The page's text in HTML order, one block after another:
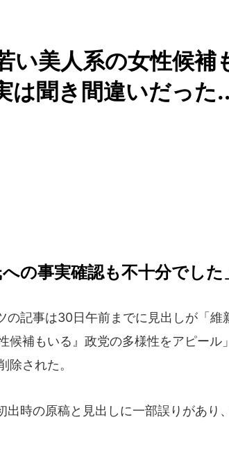
い美人系の女性候
は聞き間違いだった
への事実確認も不十分でした
の記事は30日午前までに見出しが「維
候補もいる』政党の多様性をアピール
除された。
出時の原稿と見出しに一部誤りがあり